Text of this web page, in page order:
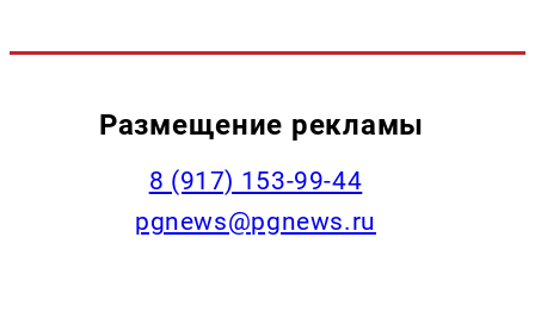
Размещение рекламы
‭8 (917) 153-99-44
pgnews@pgnews.ru